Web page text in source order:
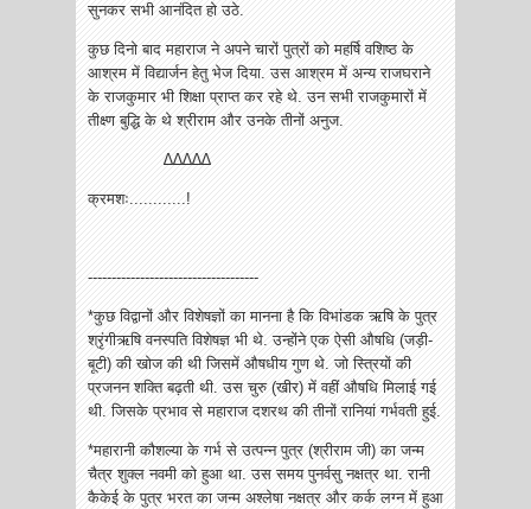
सुनकर सभी आनंदित हो उठे.
कुछ दिनो बाद महाराज ने अपने चारों पुत्रों को महर्षि वशिष्ठ के
आश्रम में विद्यार्जन हेतु भेज दिया. उस आश्रम में अन्य राजघराने
के राजकुमार भी शिक्षा प्राप्त कर रहे थे. उन सभी राजकुमारों में
तीक्ष्ण बुद्धि के थे श्रीराम और उनके तीनों अनुज.
∆∆∆∆∆
क्रमशः............!
------------------------------------
*कुछ विद्वानों और विशेषज्ञों का मानना है कि विभांडक ऋषि के पुत्र
श्रृंगीऋषि वनस्पति विशेषज्ञ भी थे. उन्होंने एक ऐसी औषधि (जड़ी-
बूटी) की खोज की थी जिसमें औषधीय गुण थे. जो स्त्रियों की
प्रजनन शक्ति बढ़ती थी. उस चुरु (खीर) में वहीं औषधि मिलाई गई
थी. जिसके प्रभाव से महाराज दशरथ की तीनों रानियां गर्भवती हुई.
*महारानी कौशल्या के गर्भ से उत्पन्न पुत्र (श्रीराम जी) का जन्म
चैत्र शुक्ल नवमी को हुआ था. उस समय पुनर्वसु नक्षत्र था. रानी
कैकेई के पुत्र भरत का जन्म अश्लेषा नक्षत्र और कर्क लग्न में हुआ